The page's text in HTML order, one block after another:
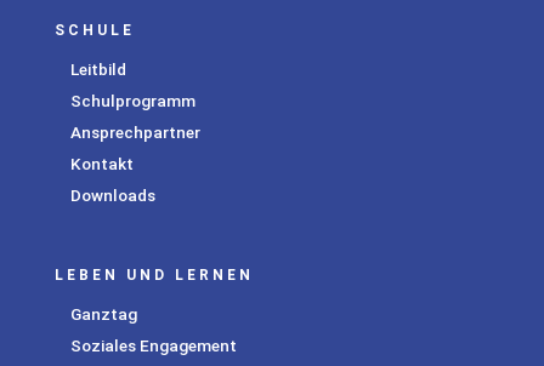
SCHULE
Leitbild
Schulprogramm
Ansprechpartner
Kontakt
Downloads
LEBEN UND LERNEN
Ganztag
Soziales Engagement